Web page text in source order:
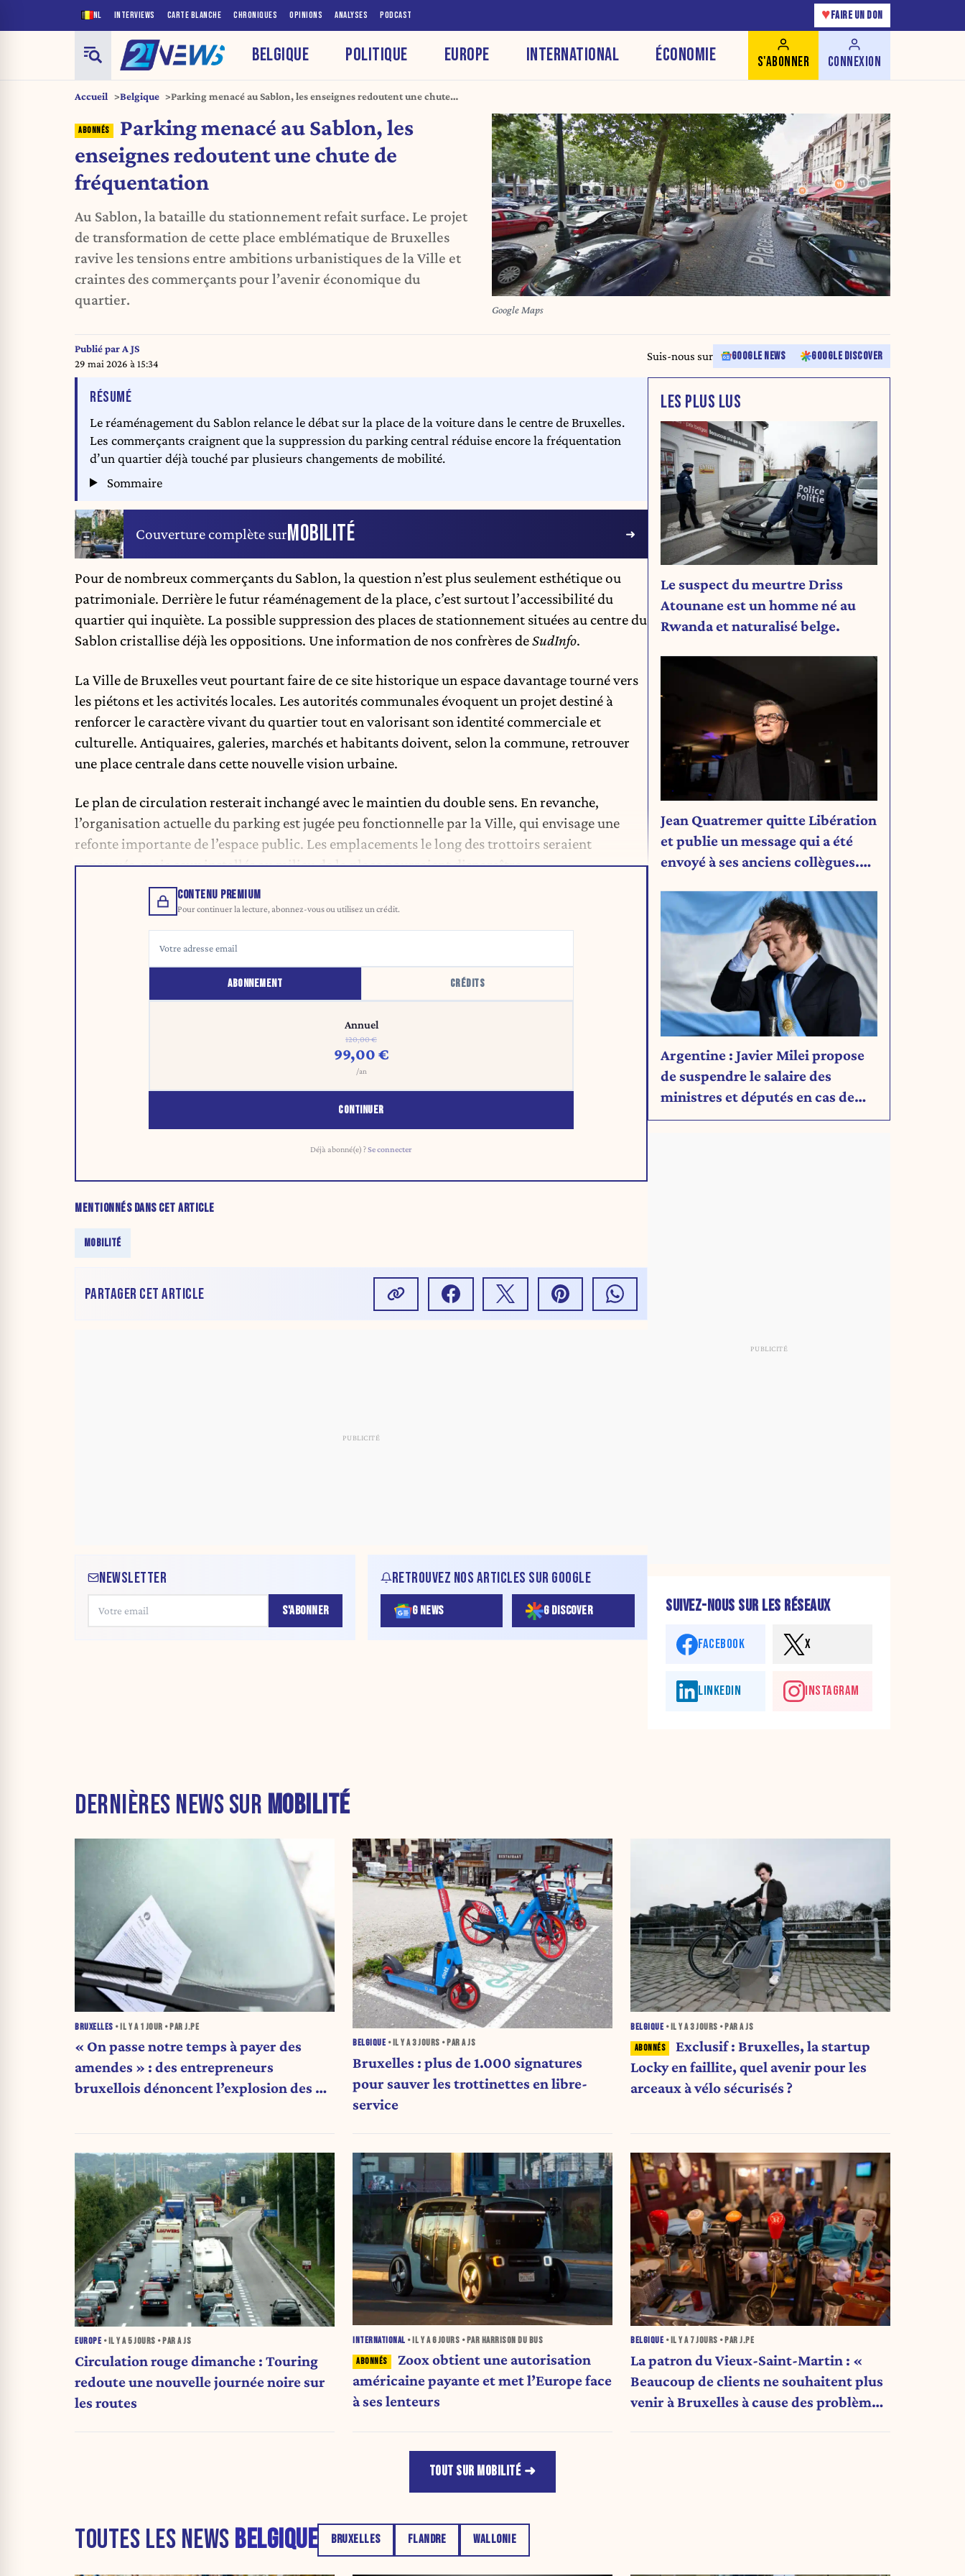
NL INTERVIEWS CARTE BLANCHE CHRONIQUES OPINIONS ANALYSES PODCAST ♥ FAIRE UN DON
BELGIQUE POLITIQUE EUROPE INTERNATIONAL ÉCONOMIE S'ABONNER CONNEXION
Accueil Belgique
Parking menacé au Sablon, les enseignes redoutent une chute
Parking menacé au Sablon, les
enseignes redoutent une chute de
fréquentation
Au Sablon, la bataille du stationnement refait surface. Le projet
de transformation de cette place emblématique de Bruxelles
ravive les tensions entre ambitions urbanistiques de la Ville et
craintes des commerçants pour l’avenir économique du
quartier.
Google Maps
Publié par A JS
29 mai 2026 à 15:34
Suis-nous sur GOOGLE NEWS GOOGLE DISCOVER
RÉSUMÉDE L'ARTICLE
Le réaménagement du Sablon relance le débat sur la place de la voiture dans le centre de Bruxelles.
Les commerçants craignent que la suppression du parking central réduise encore la fréquentation
d’un quartier déjà touché par plusieurs changements de mobilité.
Sommaire
Couverture complète surMOBILITÉ
Pour de nombreux commerçants du Sablon, la question n’est plus seulement esthétique ou
patrimoniale. Derrière le futur réaménagement de la place, c’est surtout l’accessibilité du
quartier qui inquiète. La possible suppression des places de stationnement situées au centre du
Sablon cristallise déjà les oppositions. Une information de nos confrères deSudInfo.
La Ville de Bruxelles veut pourtant faire de ce site historique un espace davantage tourné vers
les piétons et les activités locales. Les autorités communales évoquent un projet destiné à
renforcer le caractère vivant du quartier tout en valorisant son identité commerciale et
culturelle. Antiquaires, galeries, marchés et habitants doivent, selon la commune, retrouver
une place centrale dans cette nouvelle vision urbaine.
Le plan de circulation resterait inchangé avec le maintien du double sens. En revanche,
l’organisation actuelle duparking est jugée peu fonctionnelle par la Ville, qui envisage une
refonte importante de l’espace public. Les emplacements le long des trottoirs seraient
conservés, mais ceux installés au milieu de la place pourraient disparaître.
CONTENU PREMIUM
Pour continuer la lecture, abonnez-vous ou utilisez un crédit.
ABONNEMENT CRÉDITS
Annuel
120,00 €
99,00 €
/an
CONTINUER
Déjà abonné(e) ?Se connecter
MENTIONNÉS DANS CET ARTICLE
MOBILITÉ
PARTAGER CET ARTICLE
NEWSLETTER
S'ABONNER
RETROUVEZ NOS ARTICLES SUR GOOGLE
G NEWS G DISCOVER
LES PLUS LUS
Le suspect du meurtre Driss
Atounane est un homme né au
Rwanda et naturalisé belge.
Jean Quatremer quitte Libération
et publie un message qui a été
envoyé à ses anciens collègues.
Argentine : Javier Milei propose
de suspendre le salaire des
ministres et députés en cas de
déficit budgétaire
SUIVEZ-NOUS SUR LES RÉSEAUX
FACEBOOK X
LINKEDIN INSTAGRAM
DERNIÈRES NEWS SUR MOBILITÉ
BRUXELLES • IL Y A 1 JOUR • PAR J.PE
« On passe notre temps à payer des
amendes » : des entrepreneurs
bruxellois dénoncent l’explosion des PV
BELGIQUE • IL Y A3 JOURS • PAR A JS
Bruxelles : plus de 1.000 signatures
pour sauver les trottinettes en libre-
service
BELGIQUE • IL Y A3 JOURS • PAR A JS
Exclusif : Bruxelles, la startup
Locky en faillite, quel avenir pour les
arceaux à vélo sécurisés ?
EUROPE • IL Y A5 JOURS • PAR A JS
Circulation rouge dimanche : Touring
redoute une nouvelle journée noire sur
les routes
INTERNATIONAL • IL Y A6 JOURS • PAR HARRISON DU BUS
Zoox obtient une autorisation
américaine payante et met l’Europe face
à ses lenteurs
BELGIQUE • IL Y A 7 JOURS • PAR J.PE
La patron du Vieux-Saint-Martin : «
Beaucoup de clients ne souhaitent plus
venir à Bruxelles à cause des problèmes
TOUT SUR MOBILITÉ
TOUTES LES NEWS BELGIQUE BRUXELLES FLANDRE WALLONIE